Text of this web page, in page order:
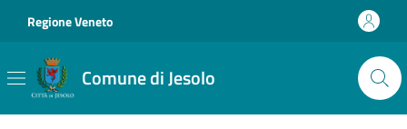
Regione Veneto
Comune di Jesolo